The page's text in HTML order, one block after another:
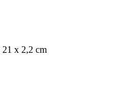
21 x 2,2 cm